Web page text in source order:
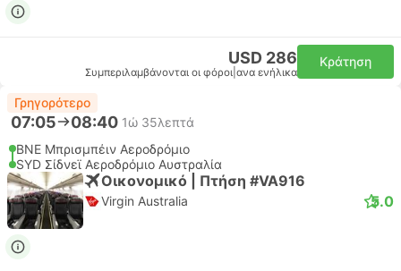
USD 286
Συμπεριλαμβάνονται οι φόροι ανα ενήλικα
Κράτηση
Γρηγορότερο
07:05 08:40 1ώ 35λεπτά
BNE Μπρισμπέιν Αεροδρόμιο
SYD Σίδνεϊ Αεροδρόμιο Αυστραλία
Οικονομικό | Πτήση #VA916
Virgin Australia 5.0